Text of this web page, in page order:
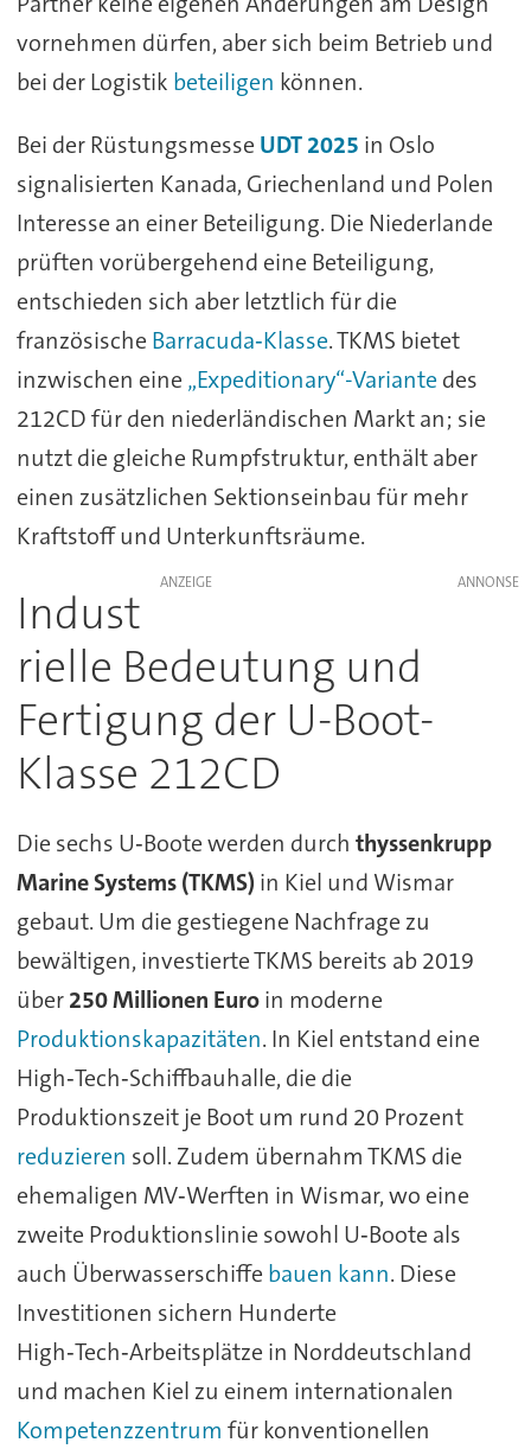
vornehmen dürfen, aber sich beim Betrieb und
bei der Logistik beteiligen können.
Bei der Rüstungsmesse UDT 2025 in Oslo
signalisierten Kanada, Griechenland und Polen
Interesse an einer Beteiligung. Die Niederlande
prüften vorübergehend eine Beteiligung,
entschieden sich aber letztlich für die
französische Barracuda‑Klasse. TKMS bietet
inzwischen eine „Expeditionary“-Variante des
212CD für den niederländischen Markt an; sie
nutzt die gleiche Rumpfstruktur, enthält aber
einen zusätzlichen Sektionseinbau für mehr
Kraftstoff und Unterkunftsräume.
ANZEIGE
Indust
rielle Bedeutung und
Fertigung der U-Boot-
Klasse 212CD
Die sechs U‑Boote werden durch thyssenkrupp
Marine Systems (TKMS) in Kiel und Wismar
gebaut. Um die gestiegene Nachfrage zu
bewältigen, investierte TKMS bereits ab 2019
über250 Millionen Euroin moderne
Produktionskapazitäten. In Kiel entstand eine
High‑Tech‑Schiffbauhalle, die die
Produktionszeit je Boot um rund 20 Prozent
reduzieren soll. Zudem übernahm TKMS die
ehemaligen MV‑Werften in Wismar, wo eine
zweite Produktionslinie sowohl U‑Boote als
auch Überwasserschiffe bauen kann. Diese
Investitionen sichern Hunderte
High‑Tech‑Arbeitsplätze in Norddeutschland
und machen Kiel zu einem internationalen
Kompetenzzentrum für konventionellen